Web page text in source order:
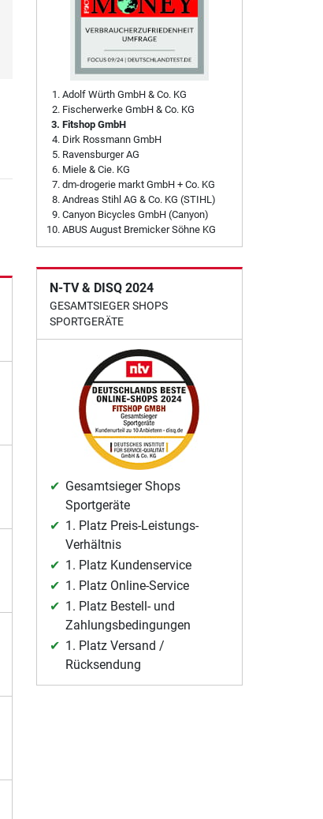
Adolf Würth GmbH & Co. KG
Fischerwerke GmbH & Co. KG
Fitshop GmbH
Dirk Rossmann GmbH
Ravensburger AG
Miele & Cie. KG
dm-drogerie markt GmbH + Co. KG
Andreas Stihl AG & Co. KG (STIHL)
Canyon Bicycles GmbH (Canyon)
ABUS August Bremicker Söhne KG
N-TV & DISQ 2024
GESAMTSIEGER SHOPS
SPORTGERÄTE
Gesamtsieger Shops
Sportgeräte
1. Platz Preis-Leistungs-
Verhältnis
1. Platz Kundenservice
1. Platz Online-Service
1. Platz Bestell- und
Zahlungsbedingungen
1. Platz Versand /
Rücksendung